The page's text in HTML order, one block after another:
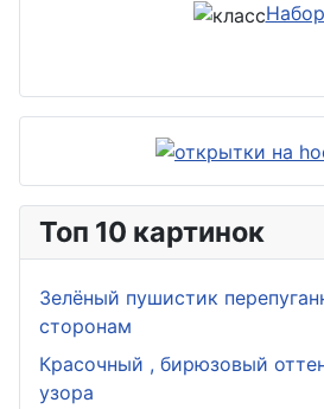
Топ 10 картинок
Зелёный пушистик
сторонам
Красочный , бирюзовый
узора